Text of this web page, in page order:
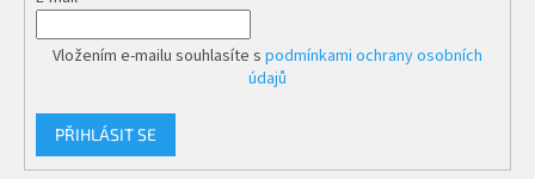
Vložením e-mailu souhlasíte s podmínkami ochrany osobních
údajů
PŘIHLÁSIT SE